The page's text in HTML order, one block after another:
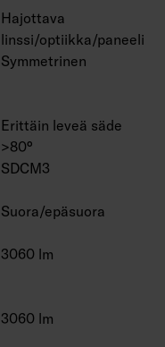
Hajottava
linssi/optiikka/paneeli
Symmetrinen
Erittäin leveä säde
>80°
SDCM3
Suora/epäsuora
3060 lm
3060 lm